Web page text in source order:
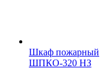
Шкаф пожарный
ШПКО-320 НЗ